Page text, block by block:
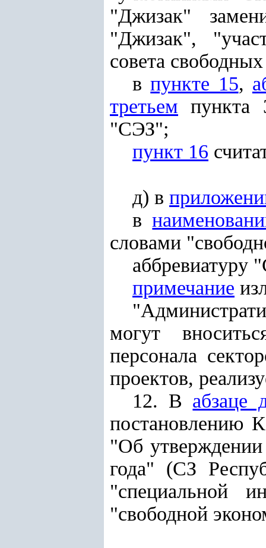
"Джизак"
"Джизак",
совета
впункте 15,
третьем пункта
"СЭЗ";
пункт 16
д) в
в
словами
аббревиатуру
примечание
могут
персонала
проектов,
12. В абзаце
постановлению
"Об утверждении
года" (СЗ
"специальной
"свободной